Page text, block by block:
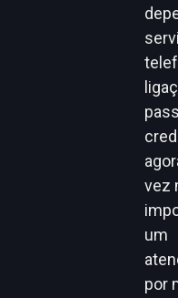
vez
um
por